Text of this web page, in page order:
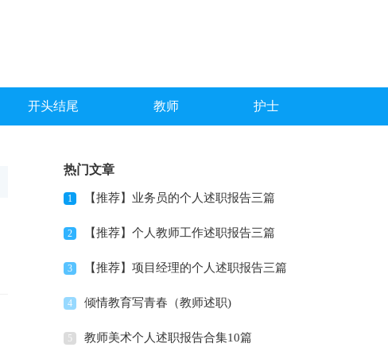
开头结尾 教师 护士
热门文章
1 【推荐】业务员的个人述职报告三篇
2 【推荐】个人教师工作述职报告三篇
3 【推荐】项目经理的个人述职报告三篇
4 倾情教育写青春（教师述职)
5 教师美术个人述职报告合集10篇